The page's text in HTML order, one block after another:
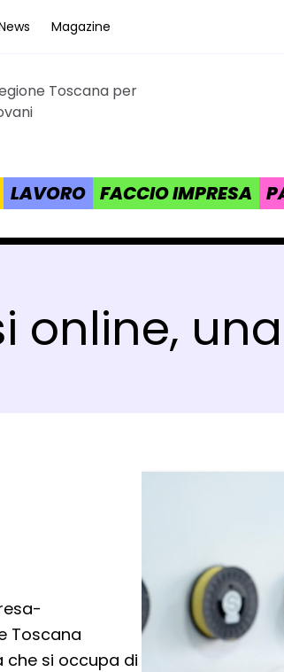
Magazine
Toscana per
LAVORO FACCIO IMPRESA
online,
Toscana
che si occupa di